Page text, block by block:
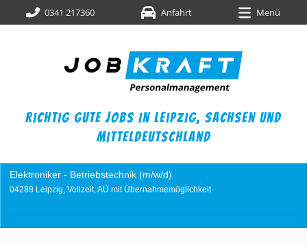
0341 217360 Anfahrt Menü
richtig gute jobs in leipzig, sachsen und
mitteldeutschland
Industriemechaniker (m/w/d)
04249 Leipzig, Vollzeit, AÜ mit